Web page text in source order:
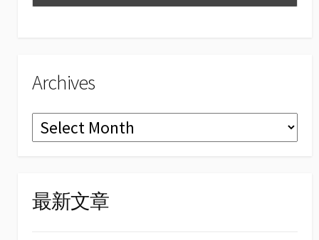
el
Archives
Archives
最新文章